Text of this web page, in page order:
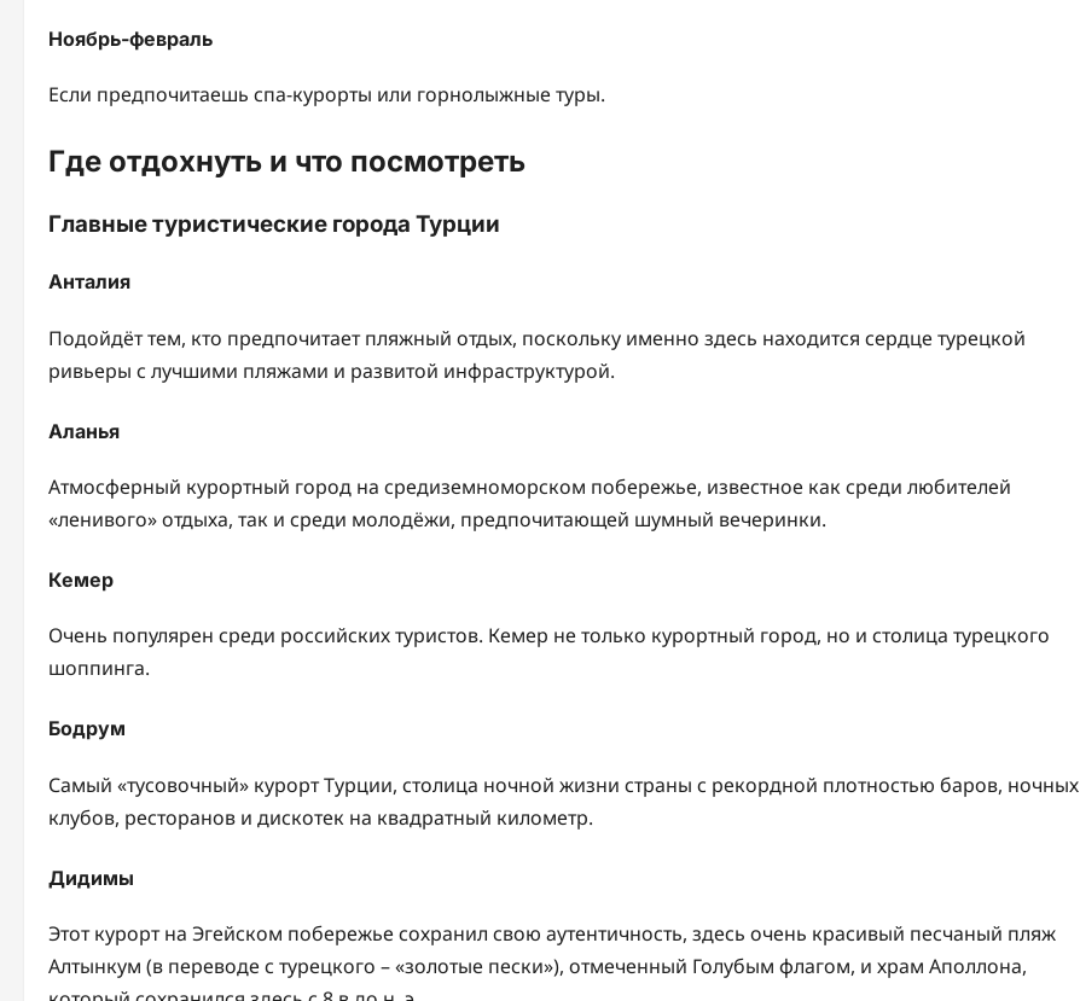
Ноябрь-февраль
Если предпочитаешь спа-курорты или горнолыжные туры.
Где отдохнуть и что посмотреть
Главные туристические города Турции
Анталия
Подойдёт тем, кто предпочитает пляжный отдых, поскольку именно здесь находится сердце турецкой
ривьеры с лучшими пляжами и развитой инфраструктурой.
Аланья
Атмосферный курортный город на средиземноморском побережье, известное как среди любителей
«ленивого» отдыха, так и среди молодёжи, предпочитающей шумный вечеринки.
Кемер
Очень популярен среди российских туристов. Кемер не только курортный город, но и столица турецкого
шоппинга.
Бодрум
Самый «тусовочный» курорт Турции, столица ночной жизни страны с рекордной плотностью баров, ночных
клубов, ресторанов и дискотек на квадратный километр.
Дидимы
Этот курорт на Эгейском побережье сохранил свою аутентичность, здесь очень красивый песчаный пляж
Алтынкум (в переводе с турецкого – «золотые пески»), отмеченный Голубым флагом, и храм Аполлона,